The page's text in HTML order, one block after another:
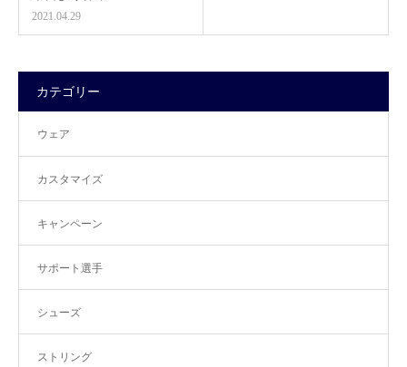
2021.04.29
カテゴリー
ウェア
カスタマイズ
キャンペーン
サポート選手
シューズ
ストリング